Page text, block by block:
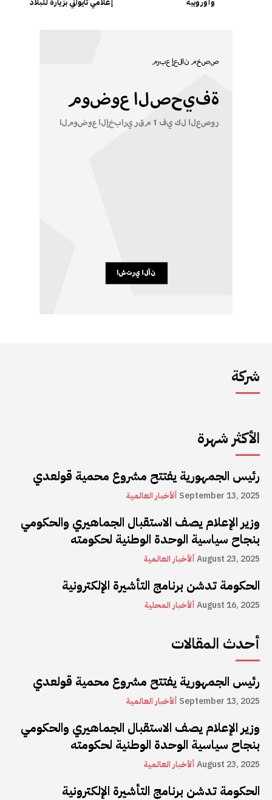
شركة
الأكثر شهرة
رئيس الجمهورية يفتتح مشروع محمية قولعدي
ألأخبار العالمية September 13, 2025
وزير الإعلام يصف الاستقبال الجماهيري والحكومي
بنجاح سياسية الوحدة الوطنية لحكومته
ألأخبار العالميةAugust 23, 2025
الحكومة تدشن برنامج التأشيرة الإلكترونية
ألأخبار المحليةAugust 16, 2025
أحدث المقالات
رئيس الجمهورية يفتتح مشروع محمية قولعدي
ألأخبار العالمية September 13, 2025
وزير الإعلام يصف الاستقبال الجماهيري والحكومي
بنجاح سياسية الوحدة الوطنية لحكومته
ألأخبار العالميةAugust 23, 2025
الحكومة تدشن برنامج التأشيرة الإلكترونية